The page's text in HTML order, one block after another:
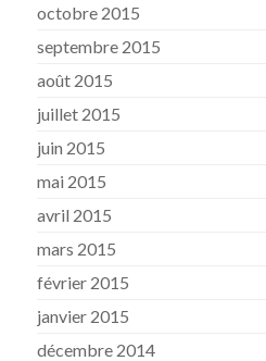
octobre 2015
septembre 2015
août 2015
juillet 2015
juin 2015
mai 2015
avril 2015
mars 2015
février 2015
janvier 2015
décembre 2014